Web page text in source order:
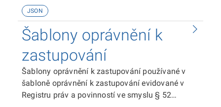
JSON
Šablony oprávnění k
zastupování
Šablony oprávnění k zastupování používané v
šabloně oprávnění k zastupování evidované v
Registru práv a povinností ve smyslu § 52